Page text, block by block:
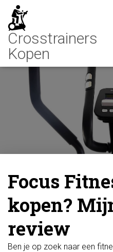
Focus
kopen?
review
Ben je op zoek naar een